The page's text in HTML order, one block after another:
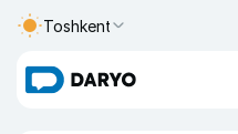
Toshkent